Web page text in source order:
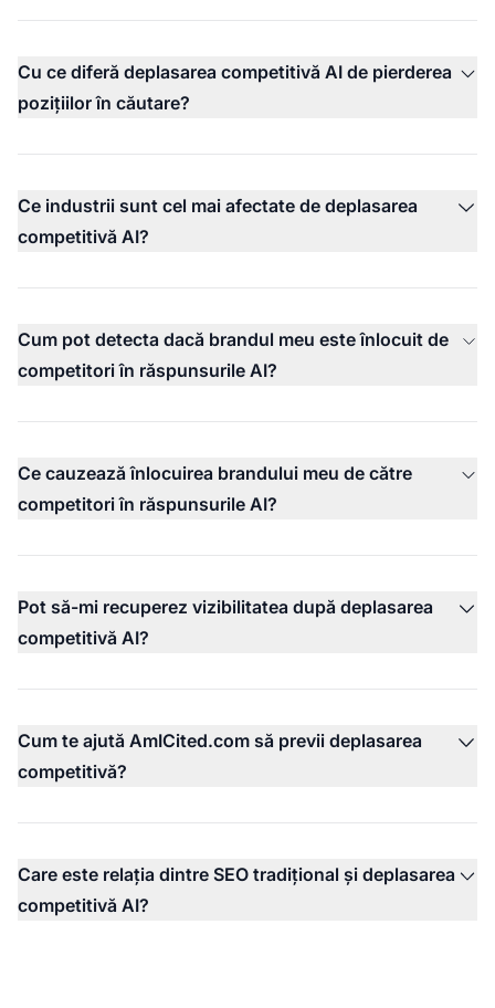
Cu ce diferă deplasarea competitivă AI de pierderea
pozițiilor în căutare?
Ce industrii sunt cel mai afectate de deplasarea
competitivă AI?
Cum pot detecta dacă brandul meu este înlocuit de
competitori în răspunsurile AI?
Ce cauzează înlocuirea brandului meu de către
competitori în răspunsurile AI?
Pot să-mi recuperez vizibilitatea după deplasarea
competitivă AI?
Cum te ajută AmICited.com să previi deplasarea
competitivă?
Care este relația dintre SEO tradițional și deplasarea
competitivă AI?